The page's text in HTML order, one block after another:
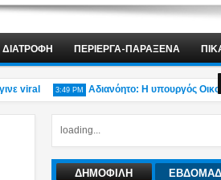
ΔΙΑΤΡΟΦΗ ΠΕΡΙΕΡΓΑ-ΠΑΡΑΞΕΝΑ
3:49 PM Αδιανόητο: Η υπουργός
loading...
ΔΗΜΟΦΙΛΗ